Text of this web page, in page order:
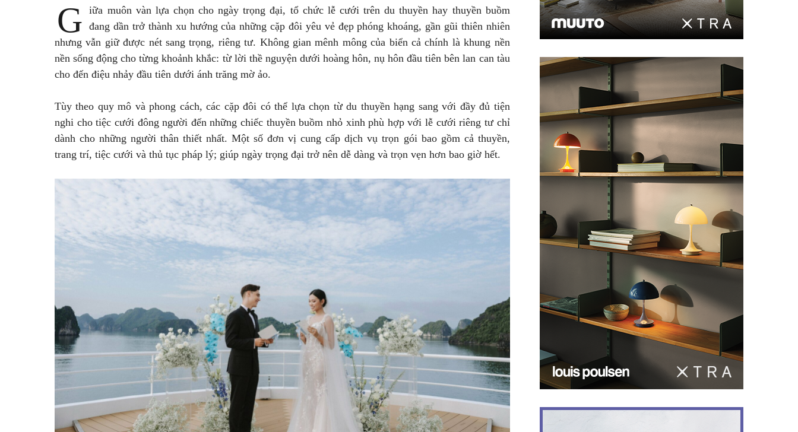
G
iữa muôn vàn lựa chọn cho ngày trọng đại, tổ chức lễ cưới trên du thuyền hay thuyền buồm
đang dần trở thành xu hướng của những cặp đôi yêu vẻ đẹp phóng khoáng, gần gũi thiên nhiên
nhưng vẫn giữ được nét sang trọng, riêng tư. Không gian mênh mông của biển cả chính là khung nền
nền sống động cho từng khoảnh khắc: từ lời thề nguyện dưới hoàng hôn, nụ hôn đầu tiên bên lan can tàu
cho đến điệu nhảy đầu tiên dưới ánh trăng mờ ảo.
Tùy theo quy mô và phong cách, các cặp đôi có thể lựa chọn từ du thuyền hạng sang với đầy đủ tiện
nghi cho tiệc cưới đông người đến những chiếc thuyền buồm nhỏ xinh phù hợp với lễ cưới riêng tư chỉ
dành cho những người thân thiết nhất. Một số đơn vị cung cấp dịch vụ trọn gói bao gồm cả thuyền,
trang trí, tiệc cưới và thủ tục pháp lý; giúp ngày trọng đại trở nên dễ dàng và trọn vẹn hơn bao giờ hết.